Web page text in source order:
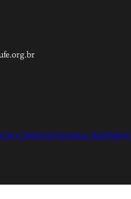
e Desenvolvimento: RapDesign